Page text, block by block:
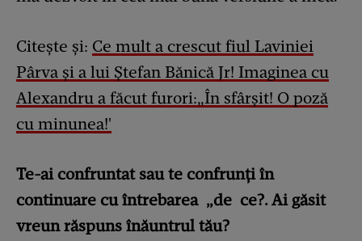
Citește și: Ce mult a crescut fiul Laviniei
Pârva și a lui Ștefan Bănică Jr! Imaginea cu
Alexandru a făcut furori:„În sfârșit! O poză
cu minunea!'
Te-ai confruntat sau te confrunți în
continuare cu întrebarea „de ce?. Ai găsit
vreun răspuns înăuntrul tău?